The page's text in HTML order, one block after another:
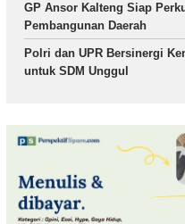
GP Ansor Kalteng Siap
Pembangunan Daerah
Polri dan UPR Bersinergi
untuk SDM Unggul